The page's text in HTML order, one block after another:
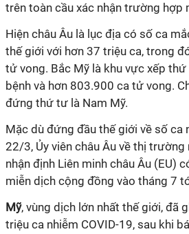
trên toàn cầu xác nhận trường hợp
Hiện châu Âu là lục địa có số ca
thế giới với hơn 37 triệu ca, trong
tử vong. Bắc Mỹ là khu vực xếp
bệnh và hơn 803.900 ca tử vong.
đứng thứ tư là Nam Mỹ.
Mặc dù đứng đầu thế giới về số ca
22/3, Ủy viên châu Âu về thị
nhận định Liên minh châu Âu (EU)
miễn dịch cộng đồng vào tháng 7
Mỹ, vùng dịch lớn nhất thế giới, đã
triệu ca nhiễm COVID-19, sau khi